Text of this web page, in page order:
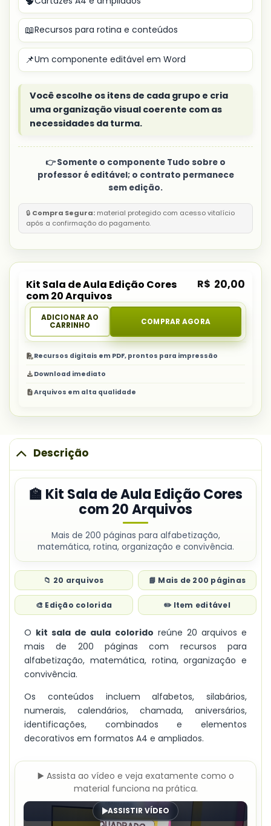
📖Recursos para rotina e conteúdos
📌Um componente editável em Word
Você escolhe os itens de cada grupo e cria
uma organização visual coerente com as
necessidades da turma.
👉 Somente o componente Tudo sobre o
professor é editável; o contrato permanece
sem edição.
🔒 Compra Segura: material protegido com acesso vitalício
após a confirmação do pagamento.
Kit Sala de Aula Edição Cores
com 20 Arquivos
R$ 20,00
ADICIONAR AO
CARRINHO
COMPRAR AGORA
Recursos digitais em PDF, prontos para impressão
Download imediato
Arquivos em alta qualidade
Descrição
🏫 Kit Sala de Aula Edição Cores
com 20 Arquivos
Mais de 200 páginas para alfabetização,
matemática, rotina, organização e convivência.
📁 20 arquivos 📘 Mais de 200 páginas
🎨 Edição colorida ✏️ Item editável
O kit sala de aula colorido reúne 20 arquivos e
mais de 200 páginas com recursos para
alfabetização, matemática, rotina, organização e
convivência.
Os conteúdos incluem alfabetos, silabários,
numerais, calendários, chamada, aniversários,
identificações, combinados e elementos
decorativos em formatos A4 e ampliados.
▶️ Assista ao vídeo e veja exatamente como o
material funciona na prática.
ASSISTIR VÍDEO